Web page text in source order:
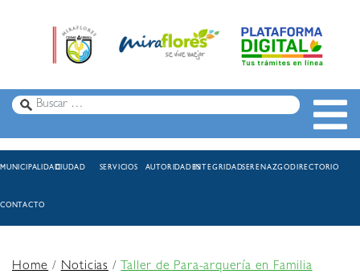
MUNICIPALIDADCIUDAD SERVICIOS AUTORIDADESINTEGRIDADSERENAZGODIRECTORIO
CONTACTO
Home/Noticias /Taller de Para-arquería en Familia